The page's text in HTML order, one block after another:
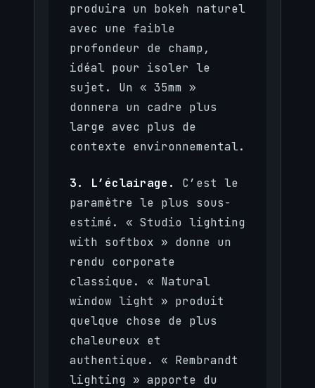
produira un bokeh naturel
avec une faible
profondeur de champ,
idéal pour isoler le
sujet. Un « 35mm »
donnera un cadre plus
large avec plus de
contexte environnemental.
3. L’éclairage.
C’est le
paramètre le plus sous-
estimé. « Studio lighting
with softbox » donne un
rendu corporate
classique. « Natural
window light » produit
quelque chose de plus
chaleureux et
authentique. « Rembrandt
lighting » apporte du